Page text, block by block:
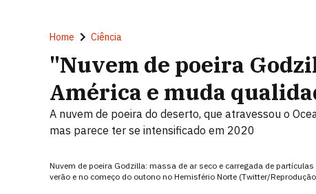
Home Ciência
"Nuvem de poeira
América e muda
A nuvem de poeira do deserto, que atravessou o
mas parece ter se intensificado em 2020
Nuvem de poeira Godzilla: massa de ar seco e carregada de
verão e no começo do outono no Hemisfério Norte (Twitter/